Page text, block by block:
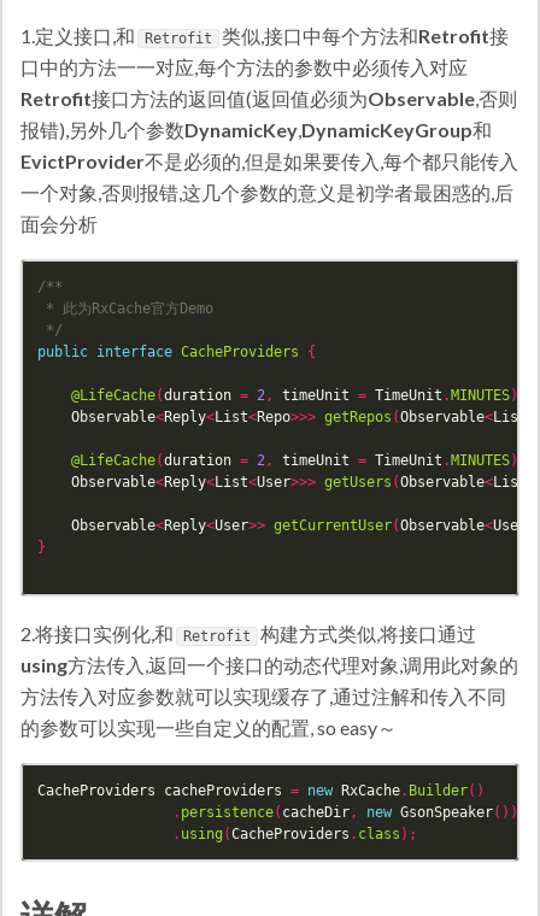
1.定义接口,和 Retrofit 类似,接口中每个方法和Retrofit接
口中的方法一一对应,每个方法的参数中必须传入对应
Retrofit接口方法的返回值(返回值必须为Observable,否则
报错),另外几个参数DynamicKey,DynamicKeyGroup和
EvictProvider不是必须的,但是如果要传入,每个都只能传入
一个对象,否则报错,这几个参数的意义是初学者最困惑的,后
面会分析
/**
* 此为RxCache官方Demo
*/
public interface CacheProviders {
@LifeCache(duration = 2, timeUnit = TimeUnit .MINUTES)
Observable<Reply<List<Repo>>> getRepos (Observable<List
@LifeCache(duration = 2, timeUnit = TimeUnit .MINUTES)
Observable<Reply<List<User>>> getUsers (Observable<List
Observable<Reply<User>> getCurrentUser(Observable<User
}
2.将接口实例化,和 Retrofit
构建方式类似,将接口通过
using方法传入,返回一个接口的动态代理对象,调用此对象的
方法传入对应参数就可以实现缓存了,通过注解和传入不同
的参数可以实现一些自定义的配置, so easy～
CacheProviders cacheProviders = new RxCache. Builder()
. persistence( cacheDir, new GsonSpeaker())
. using (CacheProviders . class );